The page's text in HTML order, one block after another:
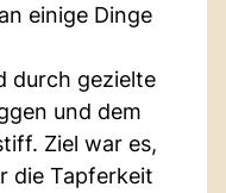
einige Dinge
durch gezielte
und dem
Ziel war es,
die Tapferkeit